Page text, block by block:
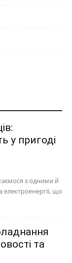
у пригоді
з одними й
що
та